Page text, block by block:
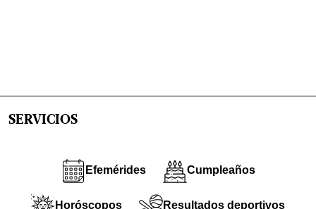
SERVICIOS
Efemérides Cumpleaños
Horóscopos Resultados deportivos